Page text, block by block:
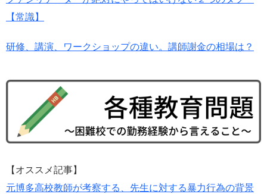
【常識】
研修、講演、ワークショップの違い。講師謝金の相場は？
【オススメ記事】
元博多高校教師が考察する、先生に対する暴力行為の背景